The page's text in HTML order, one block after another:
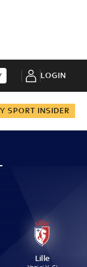
LOGIN
SPORT INSIDER
Lille